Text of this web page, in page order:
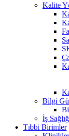
Kalite
Bilgi
İş
Tıbbi Birimler